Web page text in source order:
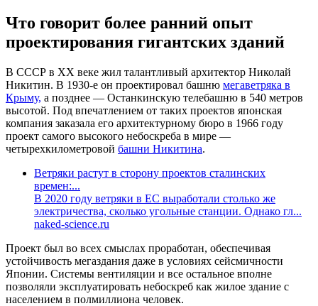
Что говорит более ранний опыт
проектирования гигантских зданий
В СССР в XX веке жил талантливый архитектор Николай
Никитин. В 1930-е он проектировал башню мегаветряка в
Крыму, а позднее — Останкинскую телебашню в 540 метров
высотой. Под впечатлением от таких проектов японская
компания заказала его архитектурному бюро в 1966 году
проект самого высокого небоскреба в мире —
четырехкилометровой башни Никитина.
Ветряки растут в сторону проектов сталинских
времен:...
В 2020 году ветряки в ЕС выработали столько же
электричества, сколько угольные станции. Однако гл...
naked-science.ru
Проект был во всех смыслах проработан, обеспечивая
устойчивость мегаздания даже в условиях сейсмичности
Японии. Системы вентиляции и все остальное вполне
позволяли эксплуатировать небоскреб как жилое здание с
населением в полмиллиона человек.